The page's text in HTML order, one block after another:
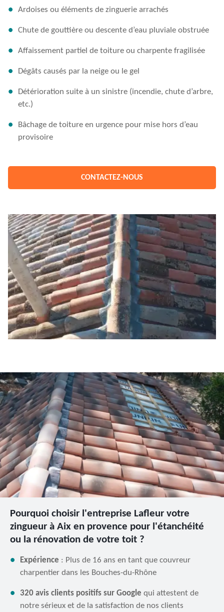
Ardoises ou éléments de zinguerie arrachés
Chute de gouttière ou descente d’eau pluviale obstruée
Affaissement partiel de toiture ou charpente fragilisée
Dégâts causés par la neige ou le gel
Détérioration suite à un sinistre (incendie, chute d’arbre,
etc.)
Bâchage de toiture en urgence pour mise hors d’eau
provisoire
CONTACTEZ-NOUS
Pourquoi choisir l'entreprise Lafleur votre
zingueur à Aix en provence pour l'étanchéité
ou la rénovation de votre toit ?
Expérience : Plus de 16 ans en tant que couvreur
charpentier dans les Bouches-du-Rhône
320 avis clients positifs sur Google qui attestent de
notre sérieux et de la satisfaction de nos clients